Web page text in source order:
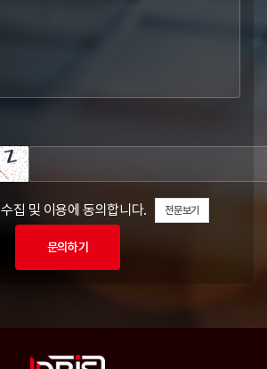
집 및 이용에 동의합니다. 전문보기
문의하기